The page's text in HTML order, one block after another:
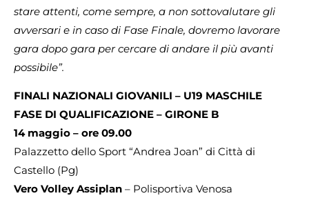
stare attenti, come sempre, a non sottovalutare gli
avversari e in caso di Fase Finale, dovremo lavorare
gara dopo gara per cercare di andare il più avanti
possibile”.
FINALI NAZIONALI GIOVANILI – U19 MASCHILE
FASE DI QUALIFICAZIONE – GIRONE B
14 maggio – ore 09.00
Palazzetto dello Sport “Andrea Joan” di Città di
Castello (Pg)
Vero Volley Assiplan – Polisportiva Venosa